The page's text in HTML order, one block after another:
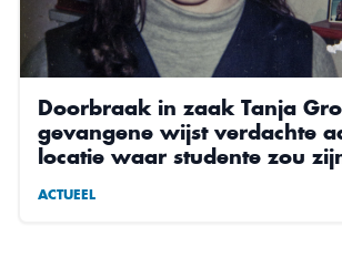
Doorbraak in zaak Tanja
gevangene wijst verdachte
locatie waar studente zou
ACTUEEL